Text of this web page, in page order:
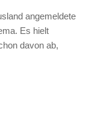
angemeldete
Es hielt
davon ab,